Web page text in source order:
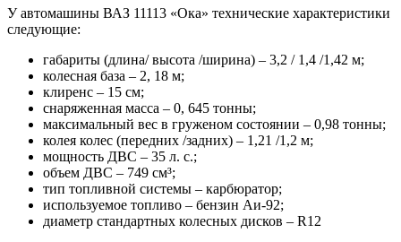
У автомашины ВАЗ 11113 «Ока» технические характеристики
следующие:
габариты (длина/ высота /ширина) – 3,2 / 1,4 /1,42 м;
колесная база – 2, 18 м;
клиренс – 15 см;
снаряженная масса – 0, 645 тонны;
максимальный вес в груженом состоянии – 0,98 тонны;
колея колес (передних /задних) – 1,21 /1,2 м;
мощность ДВС – 35 л. с.;
объем ДВС – 749 см³;
тип топливной системы – карбюратор;
используемое топливо – бензин Аи-92;
диаметр стандартных колесных дисков – R12